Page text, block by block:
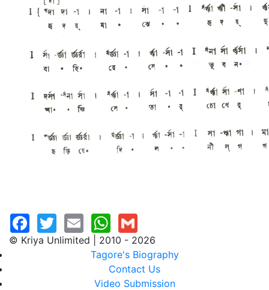
© Kriya Unlimited | 2010 - 2026
Tagore's Biography
Contact Us
Video Submission